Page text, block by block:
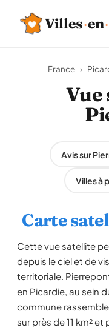
Villes·en·
France ›
Vue
Avis sur
Villes à
Carte
Cette vue satellite
depuis le ciel et de
territoriale.
en Picardie, au sein
commune
sur près de 11 km²